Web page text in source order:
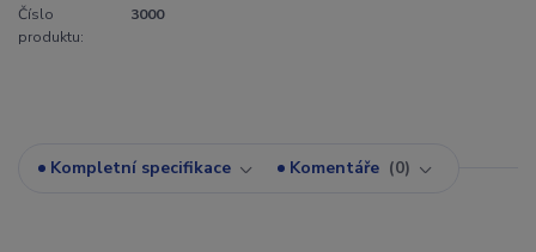
Číslo
produktu:
3000
Kompletní specifikace Komentáře 0